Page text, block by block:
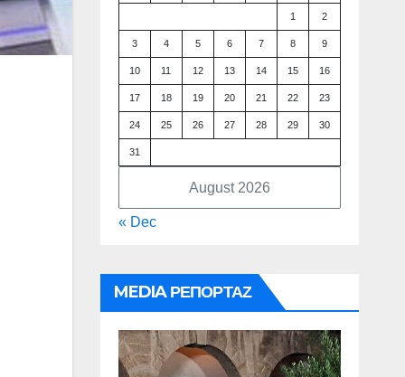
August 2026
1 2
3 4 5 6 7 8 9
10 11 12 13 14 15 16
17 18 19 20 21 22 23
24 25 26 27 28 29 30
31
« Dec
MEDIA ΡΕΠΟΡΤΑΖ